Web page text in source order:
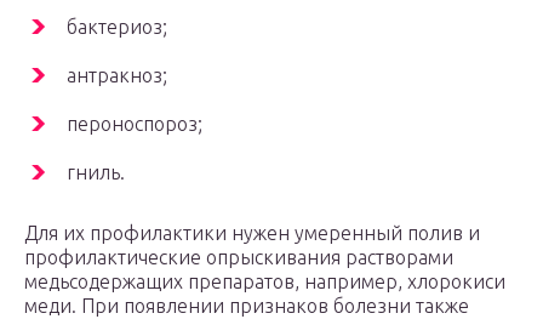
бактериоз;
антракноз;
пероноспороз;
гниль.
Для их профилактики нужен умеренный полив и
профилактические опрыскивания растворами
медьсодержащих препаратов, например, хлорокиси
меди. При появлении признаков болезни также